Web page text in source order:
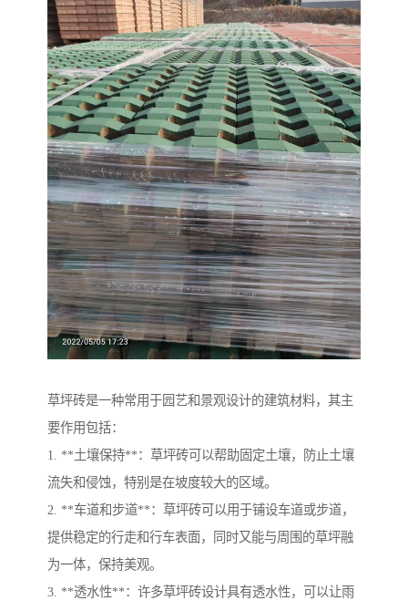
草坪砖是一种常用于园艺和景观设计的建筑材料，其主
要作用包括：
1. **土壤保持**：草坪砖可以帮助固定土壤，防止土壤
流失和侵蚀，特别是在坡度较大的区域。
2. **车道和步道**：草坪砖可以用于铺设车道或步道，
提供稳定的行走和行车表面，同时又能与周围的草坪融
为一体，保持美观。
3. **透水性**：许多草坪砖设计具有透水性，可以让雨